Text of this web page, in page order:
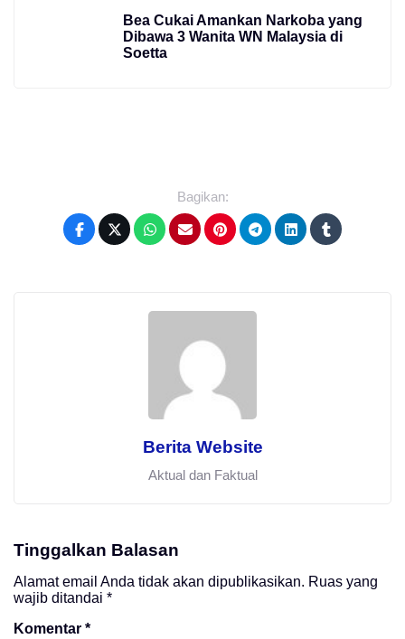
Bea Cukai Amankan Narkoba yang
Dibawa 3 Wanita WN Malaysia di
Soetta
Bagikan:
Berita Website
Aktual dan Faktual
Tinggalkan Balasan
Alamat email Anda tidak akan dipublikasikan. Ruas yang
wajib ditandai *
Komentar *